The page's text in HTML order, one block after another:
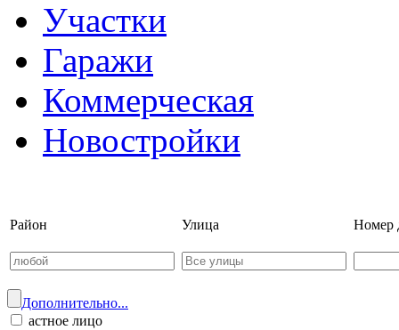
Участки
Гаражи
Коммерческая
Новостройки
Район Улица Номер
Дополнительно...
астное лицо